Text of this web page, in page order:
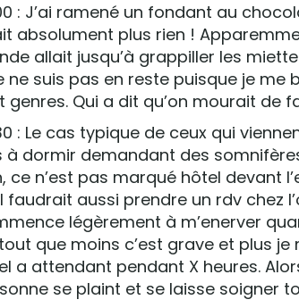
: J’ai ramené un fondant au
absolument plus rien !
allait jusqu’à grappiller les
ne suis pas en reste puisque je
genres. Qui a dit qu’on mourait de
: Le cas typique de ceux qui
à dormir demandant des
ce n’est pas marqué hôtel devant
faudrait aussi prendre un rdv chez
légèrement à m’enerver
que moins c’est grave et plus
a attendant pendant X heures.
se plaint et se laisse soigner